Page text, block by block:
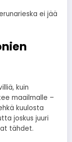
ei jää
kuin
maailmalle –
kuulosta
joskus juuri
tähdet.